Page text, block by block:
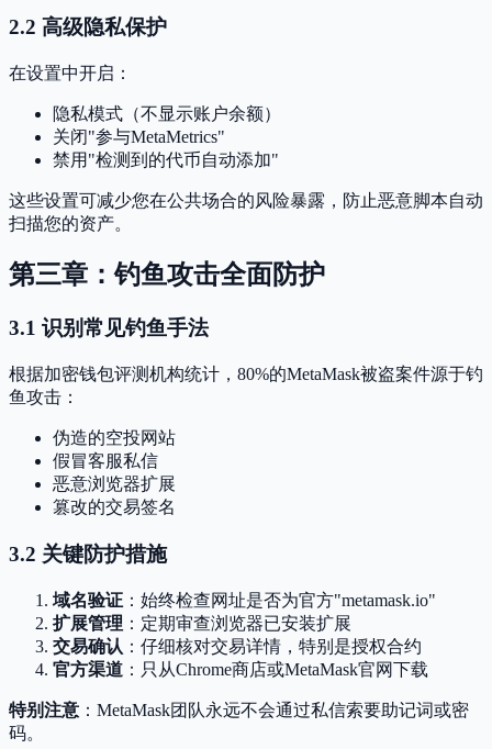
2.2 高级隐私保护
在设置中开启：
隐私模式（不显示账户余额）
关闭"参与MetaMetrics"
禁用"检测到的代币自动添加"
这些设置可减少您在公共场合的风险暴露，防止恶意脚本自动
扫描您的资产。
第三章：钓鱼攻击全面防护
3.1 识别常见钓鱼手法
根据加密钱包评测机构统计，80%的MetaMask被盗案件源于钓
鱼攻击：
伪造的空投网站
假冒客服私信
恶意浏览器扩展
篡改的交易签名
3.2 关键防护措施
域名验证 ：始终检查网址是否为官方"metamask.io"
扩展管理 ：定期审查浏览器已安装扩展
交易确认 ：仔细核对交易详情，特别是授权合约
官方渠道 ：只从Chrome商店或MetaMask官网下载
特别注意 ：MetaMask团队永远不会通过私信索要助记词或密
码。